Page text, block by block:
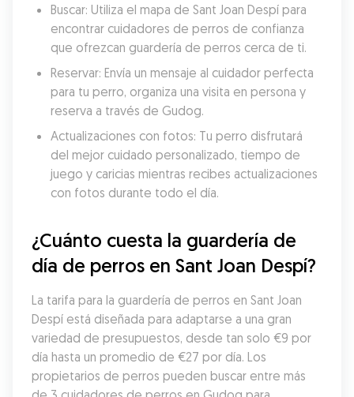
Buscar: Utiliza el mapa de Sant Joan Despí para
encontrar cuidadores de perros de confianza
que ofrezcan guardería de perros cerca de ti.
Reservar: Envía un mensaje al cuidador perfecta
para tu perro, organiza una visita en persona y
reserva a través de Gudog.
Actualizaciones con fotos: Tu perro disfrutará
del mejor cuidado personalizado, tiempo de
juego y caricias mientras recibes actualizaciones
con fotos durante todo el día.
¿Cuánto cuesta la guardería de
día de perros en Sant Joan Despí?
La tarifa para la guardería de perros en Sant Joan
Despí está diseñada para adaptarse a una gran
variedad de presupuestos, desde tan solo €9 por
día hasta un promedio de €27 por día. Los
propietarios de perros pueden buscar entre más